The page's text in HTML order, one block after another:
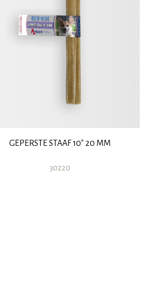
GEPERSTE STAAF 10" 20 MM
30220